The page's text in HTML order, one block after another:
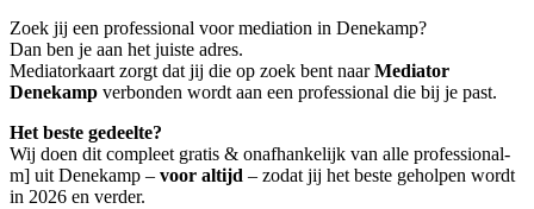
Zoek jij een professional voor mediation in Denekamp?
Dan ben je aan het juiste adres.
Mediatorkaart zorgt dat jij die op zoek bent naarMediator
Denekamp verbonden wordt aan een professional die bij je past.
Het beste gedeelte?
Wij doen dit compleet gratis & onafhankelijk van alle professional-
m] uit Denekamp – voor altijd – zodat jij het beste geholpen wordt
in 2026 en verder.